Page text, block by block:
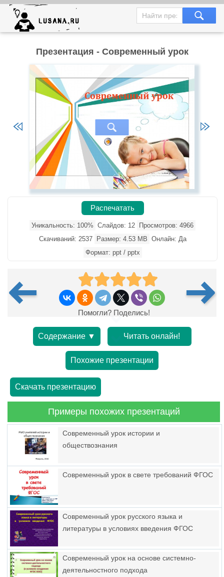
Презентация - Современный урок
Распечатать
Уникальность: 100% Слайдов: 12
Просмотров: 4966
Скачиваний: 2537
Размер: 4.53 MB Онлайн: Да
Формат: ppt / pptx
Помогли? Поделись!
Содержание ▼ Читать онлайн!
Похожие презентации
Скачать презентацию
Примеры похожих презентаций
Современный урок истории и
обществознания
Современный урок в свете требований ФГОС
Современный урок русского языка и
литературы в условиях введения ФГОС
Современный урок на основе системно-
деятельностного подхода